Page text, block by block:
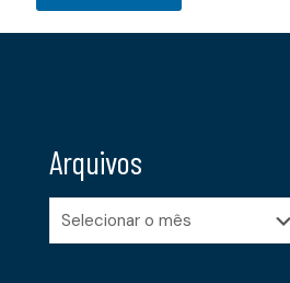
Arquivos
Arquivos